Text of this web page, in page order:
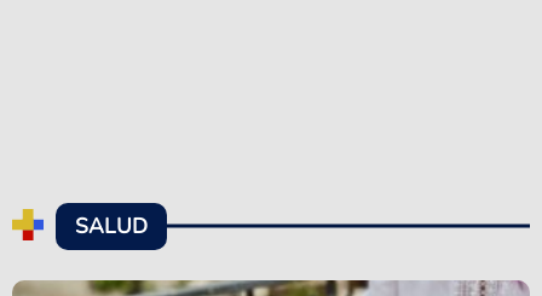
SALUD